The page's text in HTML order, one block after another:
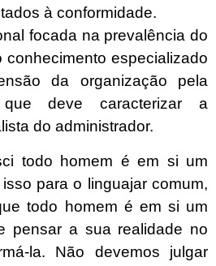
à conformidade.
focada na prevalência do
conhecimento especializado
da organização pela
deve caracterizar a
do administrador.
todo homem é em si um
para o linguajar comum,
todo homem é em si um
pensar a sua realidade no
la. Não devemos julgar